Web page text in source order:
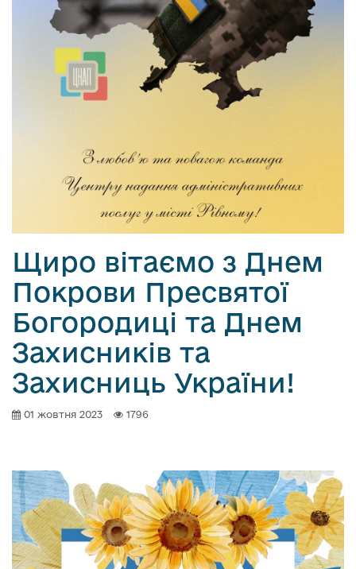
Щиро вітаємо з Днем
Покрови Пресвятої
Богородиці та Днем
Захисників та
Захисниць України!
01 жовтня 2023 1796